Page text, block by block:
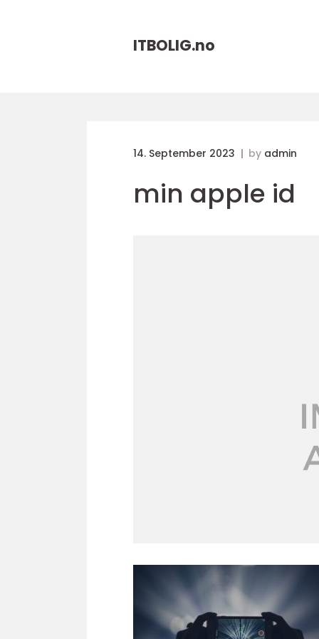
ITBOLIG.no
14. September 2023 by admin
min apple id